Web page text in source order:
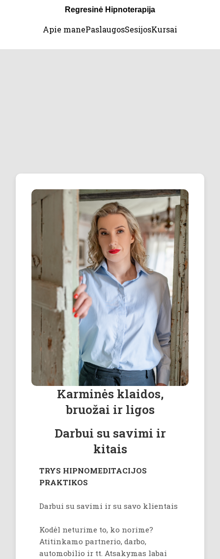
Regresinė Hipnoterapija
Apie manePaslaugosSesijosKursai
Karminės klaidos,
bruožai ir ligos
Darbui su savimi ir
kitais
TRYS HIPNOMEDITACIJOS
PRAKTIKOS
Darbui su savimi ir su savo klientais
Kodėl neturime to, ko norime?
Atitinkamo partnerio, darbo,
automobilio ir tt. Atsakymas labai